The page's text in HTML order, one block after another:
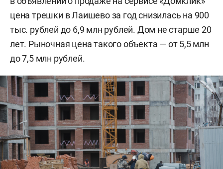
цена трешки в Лаишево за год снизилась на 900
тыс. рублей до 6,9 млн рублей. Дом не старше 20
лет. Рыночная цена такого объекта — от 5,5 млн
до 7,5 млн рублей.